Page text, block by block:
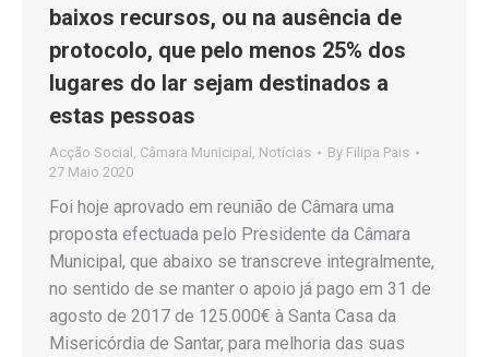
baixos recursos, ou na ausência de
protocolo, que pelo menos 25% dos
lugares do lar sejam destinados a
estas pessoas
Acção Social Câmara Municipal Notícias By Filipa Pais
27 Maio 2020
Foi hoje aprovado em reunião de Câmara uma
proposta efectuada pelo Presidente da Câmara
Municipal, que abaixo se transcreve integralmente,
no sentido de se manter o apoio já pago em 31 de
agosto de 2017 de 125.000€ à Santa Casa da
Misericórdia de Santar, para melhoria das suas